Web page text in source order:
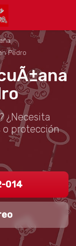
Pedro
¿Necesita
o protección
014